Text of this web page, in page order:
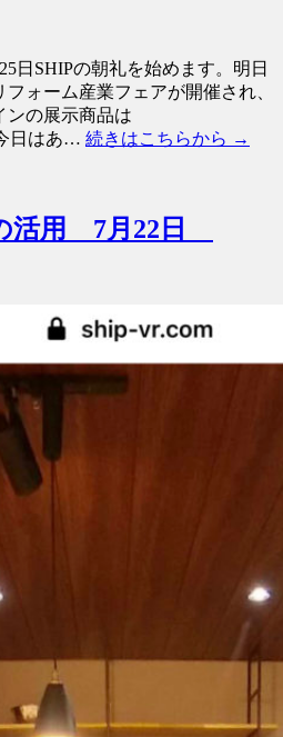
日SHIPの朝礼を始めます。明日
ォーム産業フェアが開催され、
ンの展示商品は
日はあ… 続きはこちらから →
活用 7月22日